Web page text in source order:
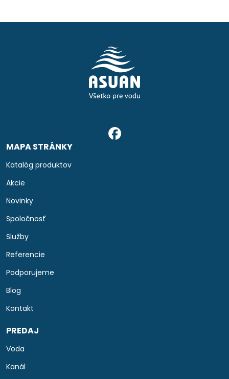
MAPA STRÁNKY
Katalóg produktov
Akcie
Novinky
Spoločnosť
Služby
Referencie
Podporujeme
Blog
Kontakt
PREDAJ
Voda
Kanál